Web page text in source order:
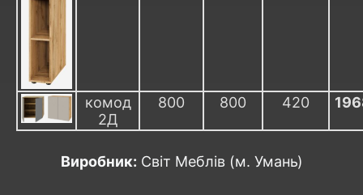
комод
2Д
800 800 420
Виробник: Світ Меблів (м. Умань)